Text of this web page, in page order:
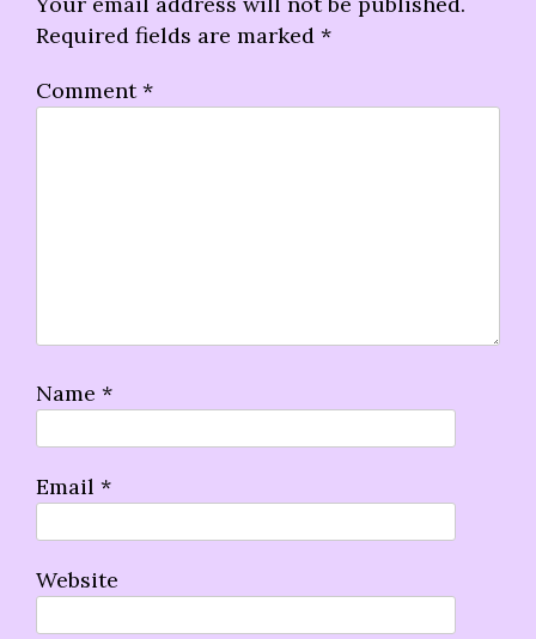
Required fields are marked *
Comment*
Name *
Email *
Website